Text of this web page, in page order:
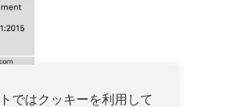
ではクッキーを利用して